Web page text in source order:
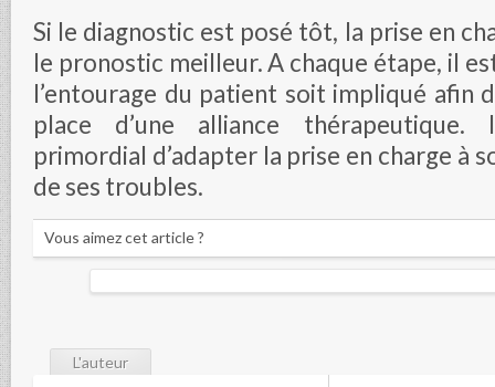
Si le diagnostic est posé tôt, la prise en
le pronostic meilleur. A chaque étape, il
l’entourage du patient soit impliqué afin
place d’une alliance
primordial d’adapter la prise en charge à
de ses troubles.
Vous aimez cet article ?
L'auteur